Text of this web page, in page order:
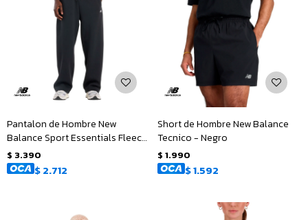
Pantalon de Hombre New
Balance Sport Essentials Fleece
- Negro
$ 3.390
$2.712
Short de Hombre New Balance
Tecnico - Negro
$ 1.990
$1.592